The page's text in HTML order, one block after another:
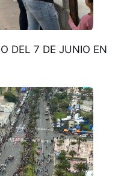
DEL 7 DE JUNIO EN